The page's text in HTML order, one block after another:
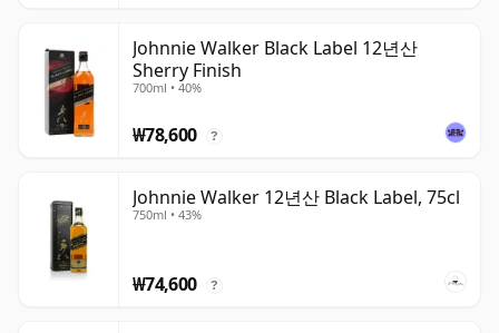
Johnnie Walker Black Label 12년산
Sherry Finish
700ml • 40%
₩78,600 ?
Johnnie Walker 12년산 Black Label, 75cl
750ml • 43%
₩74,600 ?